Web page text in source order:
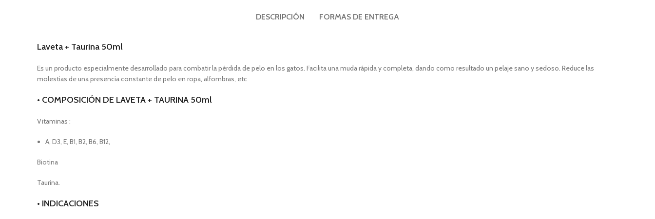
DESCRIPCIÓN FORMAS DE ENTREGA
Laveta + Taurina 50ml
Es un producto especialmente desarrollado para combatir la pérdida de pelo en los gatos. Facilita una muda rápida y completa, dando como resultado un pelaje sano y sedoso. Reduce las
molestias de una presencia constante de pelo en ropa, alfombras, etc
• COMPOSICIÓN DE LAVETA + TAURINA 50ml
Vitaminas :
A, D3, E, B1, B2, B6, B12,
Biotina
Taurina.
• INDICACIONES